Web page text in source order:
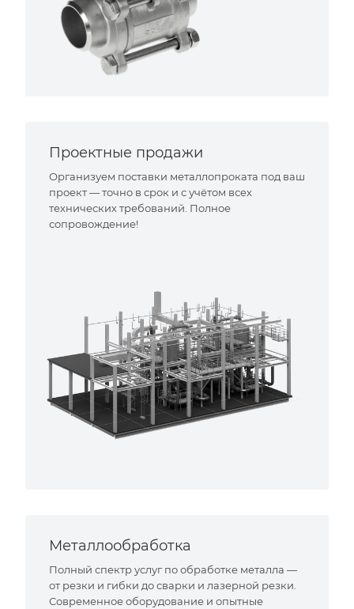
Проектные продажи
Организуем поставки металлопроката под ваш
проект — точно в срок и с учётом всех
технических требований. Полное
сопровождение!
Металлообработка
Полный спектр услуг по обработке металла —
от резки и гибки до сварки и лазерной резки.
Современное оборудование и опытные